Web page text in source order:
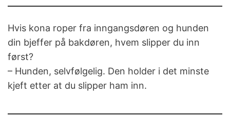
Hvis kona roper fra inngangsdøren og hunden
din bjeffer på bakdøren, hvem slipper du inn
først?
– Hunden, selvfølgelig. Den holder i det minste
kjeft etter at du slipper ham inn.